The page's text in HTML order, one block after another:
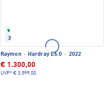
2022
Raymon · Hardray E6.0 · 2022
€ 1.300,00
UVP* € 3.599,00